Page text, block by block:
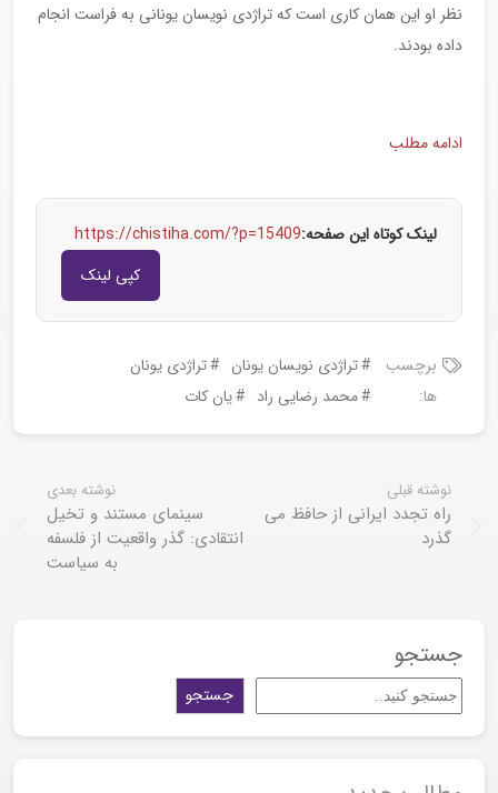
نظر او این همان کاری است که تراژدی نویسان یونانی به فراست انجام
داده بودند.
ادامه مطلب
لینک کوتاه این صفحه:https://chistiha.com/?p=15409
کپی لینک
برچسب
ها:
تراژدی نویسان یونان
تراژدی یونان
محمد رضایی راد
یان کات
نوشته قبلی
راه تجدد ایرانی از حافظ می
گذرد
نوشته بعدی
سینمای مستند و تخیل
انتقادی: گذر واقعیت از فلسفه
به سیاست
جستجو
جستجو